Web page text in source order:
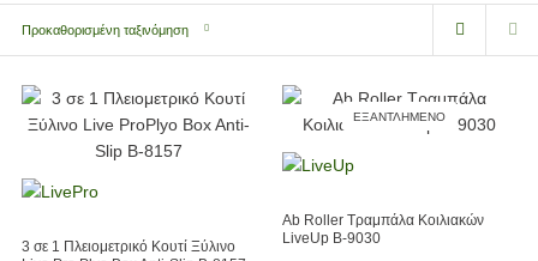
Προκαθορισμένη ταξινόμηση
3 σε 1 Πλειομετρικό Κουτί Ξύλινο
ΕΞΑΝΤΛΗΜΈΝΟ
Ab Roller Τραμπάλα Κοιλιακών
LiveUp Β-9030